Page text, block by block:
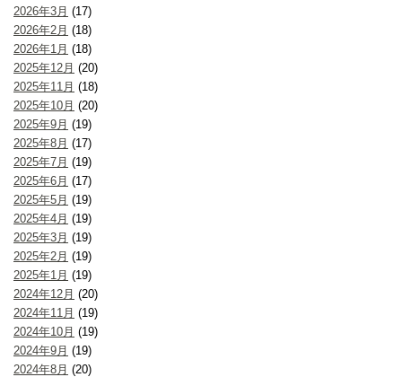
2026年3月 (17)
2026年2月 (18)
2026年1月 (18)
2025年12月 (20)
2025年11月 (18)
2025年10月 (20)
2025年9月 (19)
2025年8月 (17)
2025年7月 (19)
2025年6月 (17)
2025年5月 (19)
2025年4月 (19)
2025年3月 (19)
2025年2月 (19)
2025年1月 (19)
2024年12月 (20)
2024年11月 (19)
2024年10月 (19)
2024年9月 (19)
2024年8月 (20)